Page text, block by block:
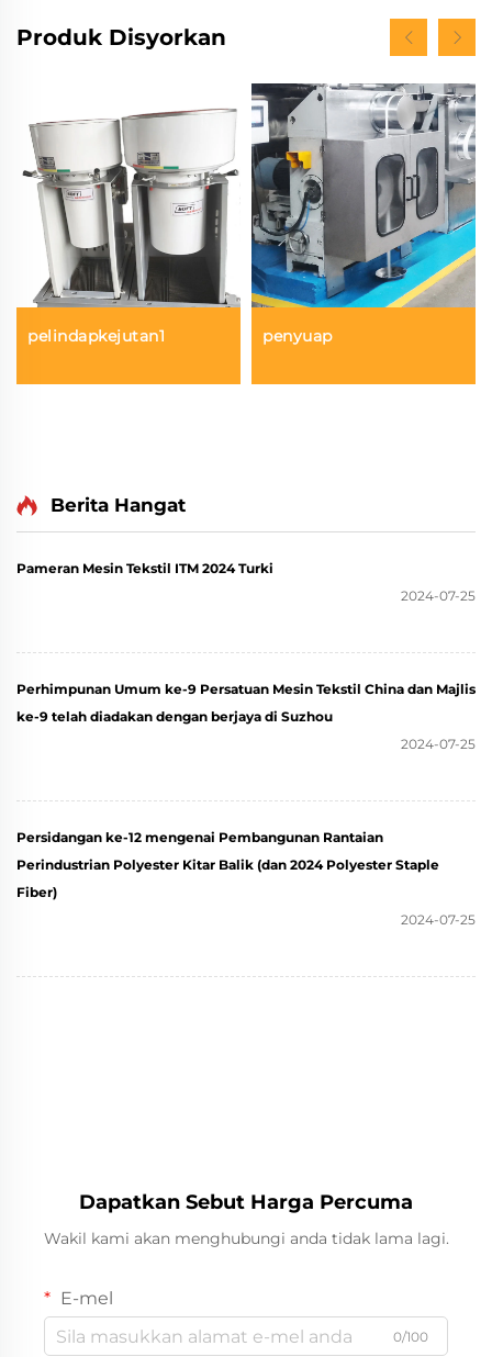
dipercayai.
Produk Disyorkan
pelindapkejutan1 penyuap
Berita Hangat
Pameran Mesin Tekstil ITM 2024 Turki
2024-07-25
Perhimpunan Umum ke-9 Persatuan Mesin Tekstil China dan Majlis
ke-9 telah diadakan dengan berjaya di Suzhou
2024-07-25
Persidangan ke-12 mengenai Pembangunan Rantaian
Perindustrian Polyester Kitar Balik (dan 2024 Polyester Staple
Fiber)
2024-07-25
Dapatkan Sebut Harga Percuma
Wakil kami akan menghubungi anda tidak lama lagi.
E-mel
0/100